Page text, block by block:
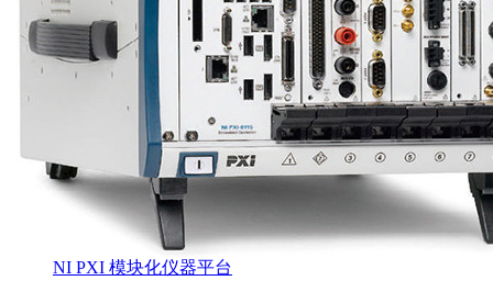
NI PXI 模块化仪器平台